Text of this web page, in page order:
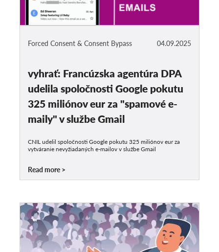
04.09.2025
Forced Consent & Consent Bypass
vyhrať: Francúzska agentúra DPA
udelila spoločnosti Google pokutu
325 miliónov eur za "spamové e-
maily" v službe Gmail
CNIL udelil spoločnosti Google pokutu 325 miliónov eur za
vytváranie nevyžiadaných e-mailov v službe Gmail
Read more